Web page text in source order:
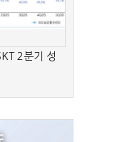
2분기 성